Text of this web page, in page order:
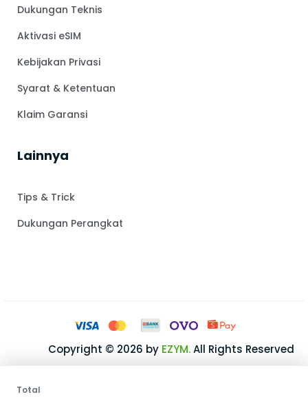
Total
Dukungan Teknis
Aktivasi eSIM
Kebijakan Privasi
Syarat & Ketentuan
Klaim Garansi
Lainnya
Tips & Trick
Dukungan Perangkat
Copyright © 2026 by EZYM.All Rights Reserved